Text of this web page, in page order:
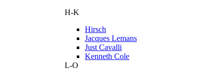
H-K
Hirsch
Jacques Lemans
Just Cavalli
Kenneth Cole
L-O